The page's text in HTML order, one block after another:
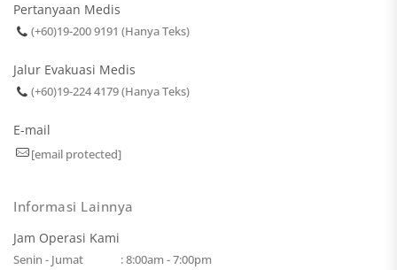
Pertanyaan Medis
(+60)19-200 9191 (Hanya Teks)
Jalur Evakuasi Medis
(+60)19-224 4179 (Hanya Teks)
E-mail
[email protected]
Informasi Lainnya
Jam Operasi Kami
Senin - Jumat
: 8:00am - 7:00pm